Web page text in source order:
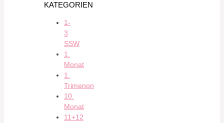
KATEGORIEN
1-
3
SSW
1.
Monat
1.
Trimenon
10.
Monat
11+12